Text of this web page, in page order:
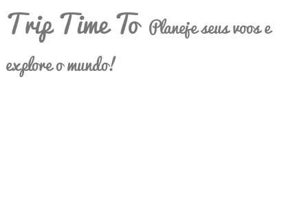
Trip Time To Planeje seus voos e
explore o mundo!